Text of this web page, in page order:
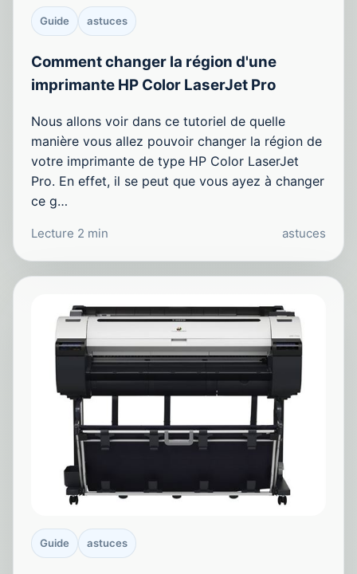
Guide astuces
Comment changer la région d'une
imprimante HP Color LaserJet Pro
Nous allons voir dans ce tutoriel de quelle
manière vous allez pouvoir changer la région de
votre imprimante de type HP Color LaserJet
Pro. En effet, il se peut que vous ayez à changer
ce g…
Lecture 2 min astuces
Guide astuces